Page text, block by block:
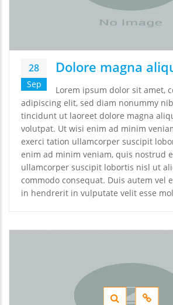
28
Sep
Dolore magna
Lorem ipsum dolor sit amet,
adipiscing elit, sed diam nonummy
tincidunt ut laoreet dolore magna
volutpat. Ut wisi enim ad minim
exerci tation ullamcorper suscipit
enim ad minim veniam, quis nostrud
ullamcorper suscipit lobortis nisl ut
commodo consequat. Duis autem vel
in hendrerit in vulputate velit esse